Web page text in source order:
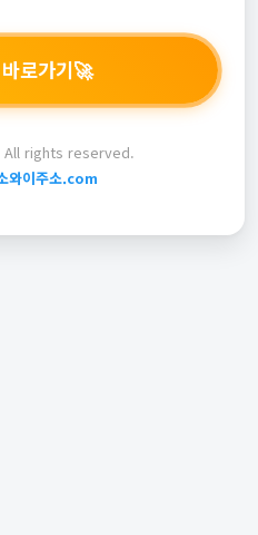
로가기🚀
rights reserved.
와이주소.com